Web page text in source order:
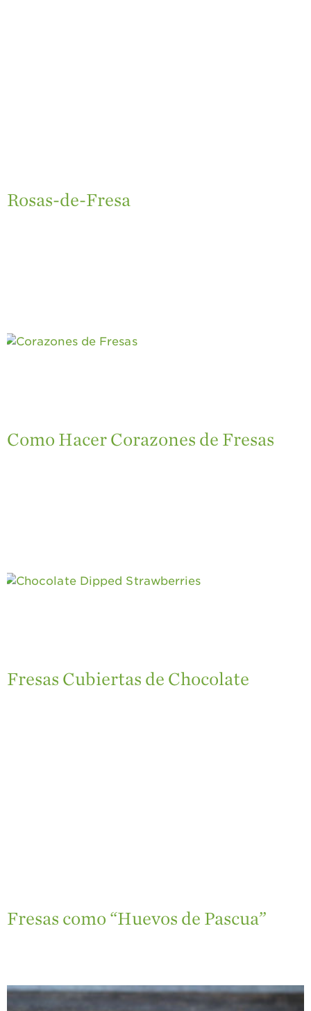
Rosas-de-Fresa
Como Hacer Corazones de Fresas
Fresas Cubiertas de Chocolate
Fresas como “Huevos de Pascua”